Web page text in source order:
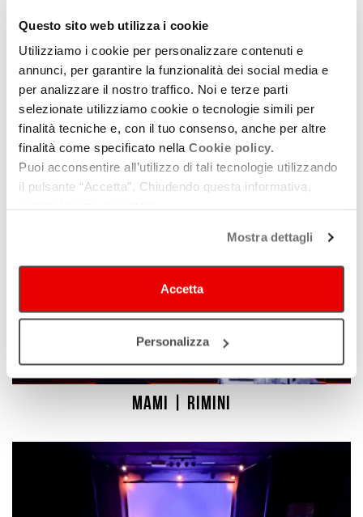
Questo sito web utilizza i cookie
Utilizziamo i cookie per personalizzare contenuti e
annunci, per garantire la funzionalità dei social media e
per analizzare il nostro traffico. Noi e terze parti
selezionate utilizziamo cookie o tecnologie simili per
finalità tecniche e, con il tuo consenso, anche per altre
finalità come specificato nella Cookie policy.
Puoi acconsentire all’utilizzo di tali tecnologie utilizzando
il pulsante “Accetta”. Chiudendo questa informativa,
Mostra dettagli
Accetta
Personalizza
Digital Arena | Ravenna
MAMI | Rimini